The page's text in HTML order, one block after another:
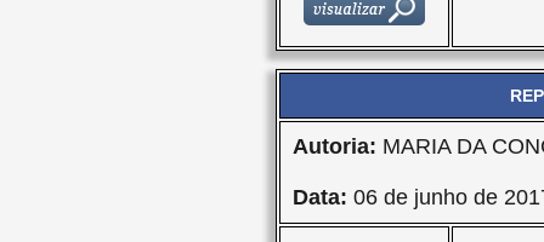
Autoria: MARIA DA
Data: 06 de junho de